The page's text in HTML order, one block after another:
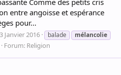
Comme des petits cris
entre angoisse et espérance
pour...
Janvier 2016 balade
mélancolie
Forum: Religion